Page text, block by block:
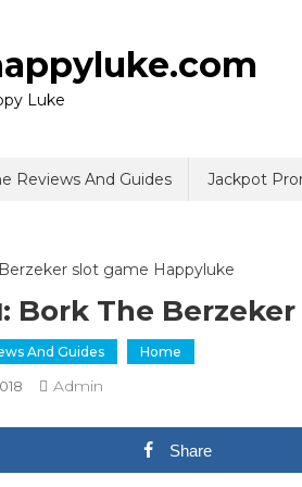
Luke
Reviews And Guides Jackpot
: Bork The Berzeker
And Guides Home
Admin
Share